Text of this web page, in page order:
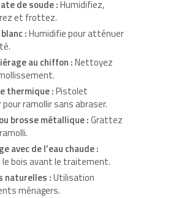
de soude :Humidifiez,
et frottez.
:Humidifie pour atténuer
au chiffon :Nettoyez
thermique :Pistolet
pour ramollir sans abraser.
brosse métallique :Grattez
avec de l’eau chaude :
le bois avant le traitement.
naturelles :Utilisation
ménagers.